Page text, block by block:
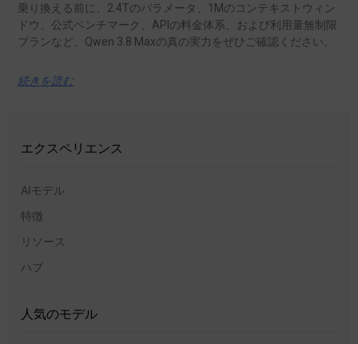
乗り換える前に、2.4Tのパラメータ、1Mのコンテキストウィン
ドウ、公式ベンチマーク、APIの料金体系、および利用量無制限
プランなど、Qwen 3.8 Maxの真の実力をぜひご確認ください。.
続きを読む
エクスペリエンス
AIモデル
特徴
リソース
ハブ
人気のモデル